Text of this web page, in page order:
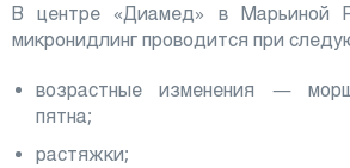
В центре «Диамед» в Марьиной
микронидлинг проводится при
возрастные изменения —
пятна;
растяжки;